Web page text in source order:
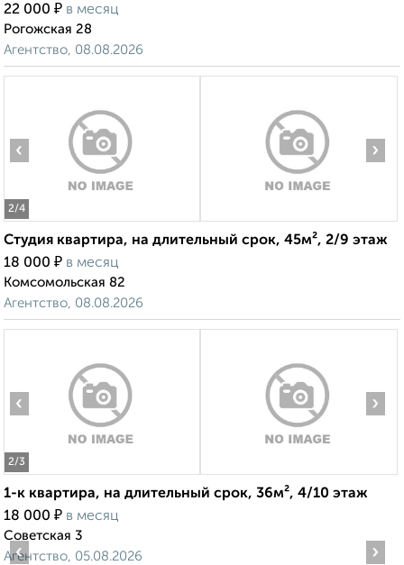
22 000 ₽ в месяц
Рогожская 28
Агентство, 08.08.2026
2/4
‹ ›
Студия квартира, на длительный срок, 45м², 2/9 этаж
18 000 ₽ в месяц
Комсомольская 82
Агентство, 08.08.2026
2/3
‹ ›
1-к квартира, на длительный срок, 36м², 4/10 этаж
18 000 ₽ в месяц
Советская 3
Агентство, 05.08.2026
‹ ›